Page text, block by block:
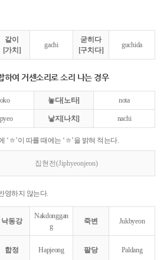
같이
[가치]
gachi
굳히다
[구치다]
guchida
하여 거센소리로 소리 나는 경우
놓다[노타] nota
낳지[나치] nachi
‘ㅎ’이 따를 때에는 ‘ㅎ’을 밝혀 적는다.
집현전(Jiphyeonjeon)
영하지 않는다.
낙동강
Nakdonggan
g
죽변 Jukbyeon
합정 Hapjeong 팔당 Paldang